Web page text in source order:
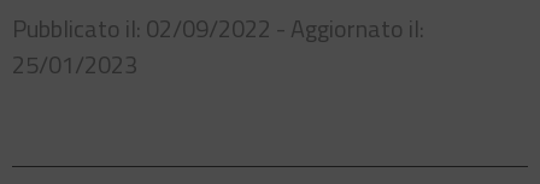
Pubblicato il: 02/09/2022 - Aggiornato il:
25/01/2023